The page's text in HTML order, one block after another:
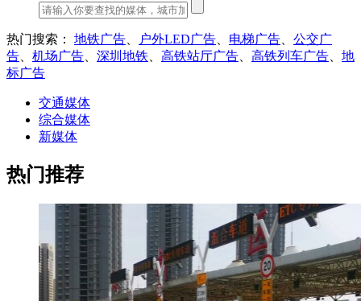
热门搜索： 地铁广告 户外LED广告 电梯广告
公交广
告
机场广告 深圳地铁 高铁站厅广告 高铁列车广告
地
标广告
交通媒体
综合媒体
新媒体
热门推荐